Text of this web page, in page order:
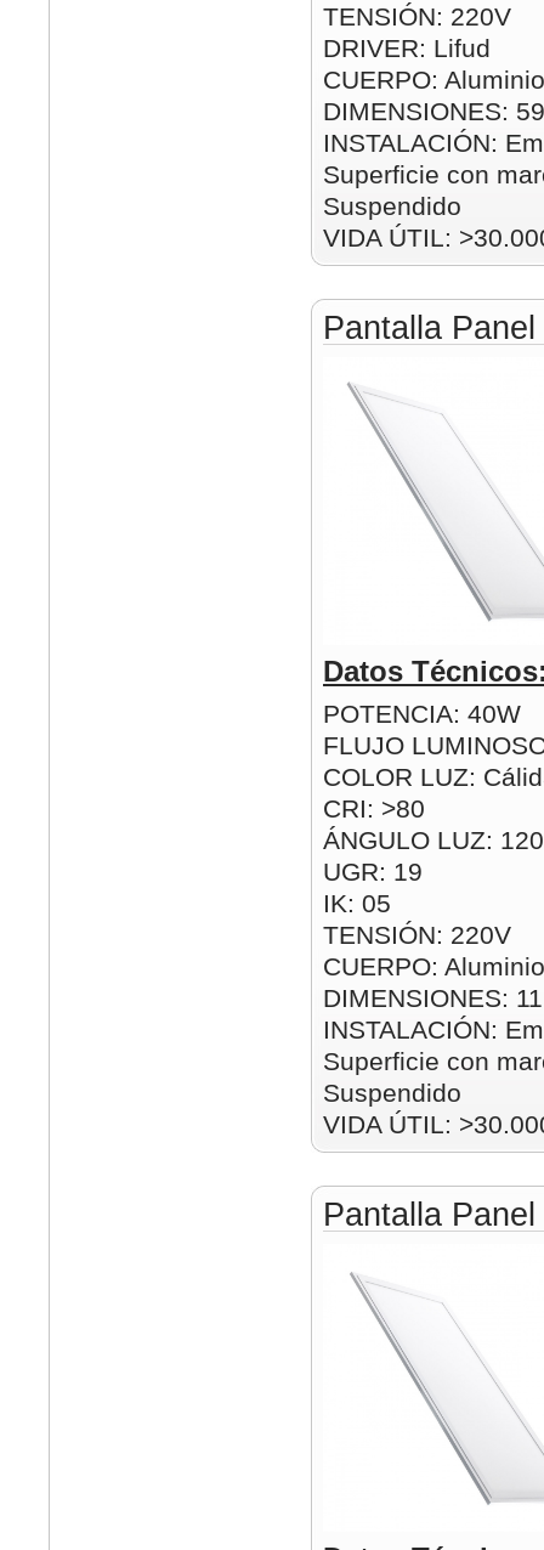
TENSIÓN: 220V
DRIVER: Lifud
CUERPO:
DIMENSIONES:
INSTALACIÓN:
Superficie con
Suspendido
VIDA ÚTIL:
Pantalla
Datos
POTENCIA: 40W
FLUJO
COLOR LUZ:
CRI: >80
ÁNGULO LUZ:
UGR: 19
IK: 05
TENSIÓN: 220V
CUERPO:
DIMENSIONES:
INSTALACIÓN:
Superficie con
Suspendido
VIDA ÚTIL:
Pantalla